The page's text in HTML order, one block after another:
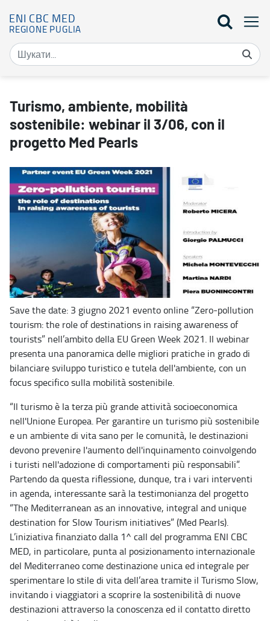
ENI CBC MED
REGIONE PUGLIA
Turismo, ambiente, mobilità
sostenibile: webinar il 3/06, con il
progetto Med Pearls
Save the date: 3 giugno 2021 evento online “Zero-pollution
tourism: the role of destinations in raising awareness of
tourists” nell’ambito della EU Green Week 2021. Il webinar
presenta una panoramica delle migliori pratiche in grado di
bilanciare sviluppo turistico e tutela dell'ambiente, con un
focus specifico sulla mobilità sostenibile.
“Il turismo è la terza più grande attività socioeconomica
nell'Unione Europea. Per garantire un turismo più sostenibile
e un ambiente di vita sano per le comunità, le destinazioni
devono prevenire l'aumento dell'inquinamento coinvolgendo
i turisti nell'adozione di comportamenti più responsabili”.
Partendo da questa riflessione, dunque, tra i vari interventi
in agenda, interessante sarà la testimonianza del progetto
“The Mediterranean as an innovative, integral and unique
destination for Slow Tourism initiatives” (Med Pearls).
L’iniziativa finanziato dalla 1^ call del programma ENI CBC
MED, in particolare, punta al posizionamento internazionale
del Mediterraneo come destinazione unica ed integrale per
sperimentare lo stile di vita dell’area tramite il Turismo Slow,
invitando i viaggiatori a scoprire la sostenibilità di nuove
destinazioni attraverso la conoscenza ed il contatto diretto